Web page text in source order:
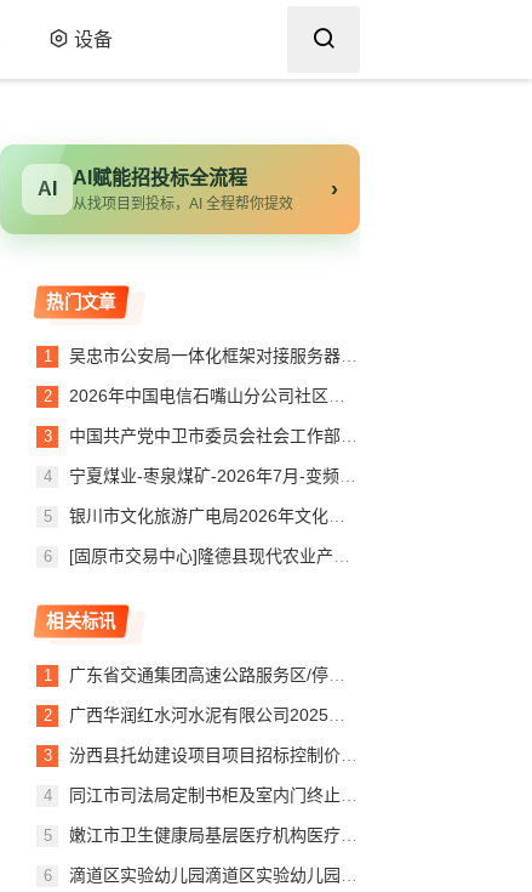
设备
AI
AI赋能招投标全流程
从找项目到投标，AI 全程帮你提效
›
热门文章
吴忠市公安局一体化框架对接服务器项目验收报告
2026年中国电信石嘴山分公司社区治理服务平台建设项目（第二次）询比公告
中国共产党中卫市委员会社会工作部购买操作系统及办公软件成交公告
宁夏煤业-枣泉煤矿-2026年7月-变频器配件-（大连汇川）-(JXH)
银川市文化旅游广电局2026年文化旅游活动第三方绩效评估项目竞争性磋商公告
[固原市交易中心]隆德县现代农业产业园规模养殖场建设项目隆德县现代农业产业园规模养殖场建设项目一标段合同信息公示
相关标讯
广东省交通集团高速公路服务区/停车区充电设施（第G批）项目设备采购G-CDZ2标评标报告
广西华润红水河水泥有限公司2025年西南大区水泥基地电缆联采变更公告
汾西县托幼建设项目项目招标控制价变更
同江市司法局定制书柜及室内门终止公告
嫩江市卫生健康局基层医疗机构医疗责任保险项目终止公告
滴道区实验幼儿园滴道区实验幼儿园申请聘请第三方机构解决消防控制室持证操作员空缺问题终止公告